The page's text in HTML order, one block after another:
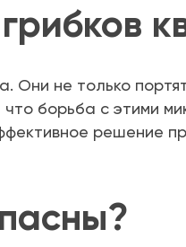
Они не только
борьба с этими
решение